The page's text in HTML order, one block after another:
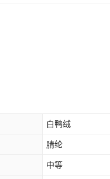
白鸭绒
腈纶
中等